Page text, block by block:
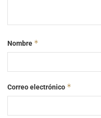
Nombre *
Correo electrónico *